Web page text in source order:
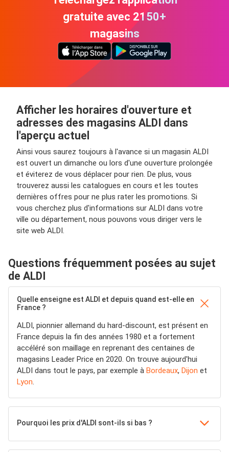
gratuite avec 2150+
magasins
Afficher les horaires d'ouverture et
adresses des magasins ALDI dans
l'aperçu actuel
Ainsi vous saurez toujours à l'avance si un magasin ALDI
est ouvert un dimanche ou lors d'une ouverture prolongée
et éviterez de vous déplacer pour rien. De plus, vous
trouverez aussi les catalogues en cours et les toutes
dernières offres pour ne plus rater les promotions. Si
vous cherchez plus d'informations sur ALDI dans votre
ville ou département, nous pouvons vous diriger vers le
site web ALDI.
Questions fréquemment posées au sujet
de ALDI
Quelle enseigne est ALDI et depuis quand est-elle en
France ?
ALDI, pionnier allemand du hard-discount, est présent en
France depuis la fin des années 1980 et a fortement
accéléré son maillage en reprenant des centaines de
magasins Leader Price en 2020. On trouve aujourd'hui
ALDI dans tout le pays, par exemple à Bordeaux, Dijon et
Lyon.
Pourquoi les prix d'ALDI sont-ils si bas ?